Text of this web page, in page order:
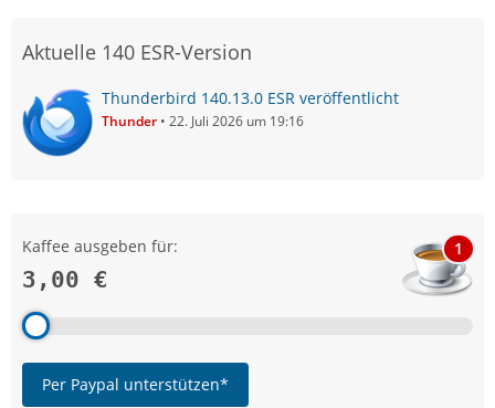
Aktuelle 140 ESR-Version
Thunderbird 140.13.0 ESR veröffentlicht
Thunder 22. Juli 2026 um 19:16
Kaffee ausgeben für:
3,00 €
1
Per Paypal unterstützen*